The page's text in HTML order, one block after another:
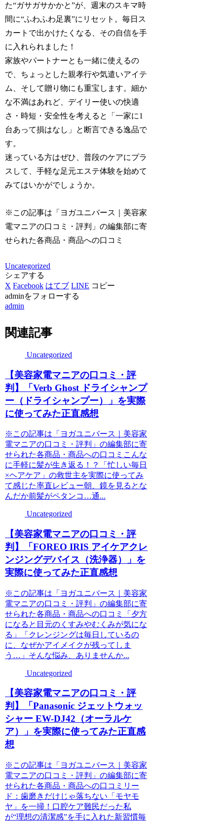
た“ガサガサかかと”が、週末のスキマ時
間に“ふわふわ足裏”にリセット。毎日ス
カートで出かけたくなる、その自信を手
に入れられました！
家族やパートナーとも一緒に使えるの
で、ちょっとした親孝行や気遣いアイテ
ム、そして贈り物にも重宝します。細か
な不満はあれど、デイリー使いの快適
さ・時短・安全性を考えると「一家に1
台あって損はなし」と断言できる逸品で
す。
迷っている方はぜひ、普段のケアにプラ
スして、手軽な足元エステ体験を始めて
みてはいかがでしょうか。
※この記事は「ヨガユニバース｜美容家
電マニアの口コミ・評判」の編集部に寄
せられた各商品・商品への口コミ
Uncategorized
シェアする
X Facebook はてブ LINE コピー
adminをフォローする
admin
関連記事
Uncategorized
【美容家電マニアの口コミ・評
判】「Verb Ghost ドライシャンプ
ー（ドライシャンプー）」を実際
に使ってみた正直感想
※この記事は「ヨガユニバース｜美容家
電マニアの口コミ・評判」の編集部に寄
せられた各商品・商品への口コミこんな
に手軽に髪が生き返る！？「忙しい毎日
×ヘアケア」の救世主を実際に使ってみ
て感じた率直レビュー朝、鏡を見るとな
んだか前髪がペタンコ…通...
Uncategorized
【美容家電マニアの口コミ・評
判】「FOREO IRIS アイケアクレ
ンジングデバイス（洗浄器）」を
実際に使ってみた正直感想
※この記事は「ヨガユニバース｜美容家
電マニアの口コミ・評判」の編集部に寄
せられた各商品・商品への口コミ「夕方
になると目元のくすみやむくみが気にな
る」「クレンジングは毎日しているの
に、なぜかアイメイクが残ってしま
う…」そんな悩み、ありませんか...
Uncategorized
【美容家電マニアの口コミ・評
判】「Panasonic ジェットウォッ
シャー EW-DJ42（オーラルケ
ア）」を実際に使ってみた正直感
想
※この記事は「ヨガユニバース｜美容家
電マニアの口コミ・評判」の編集部に寄
せられた各商品・商品への口コミリー
ド：歯磨きだけじゃ落ちない「モヤモ
ヤ」を一掃！口腔ケア難民だった私
が“理想の清潔感”を手に入れた新習慣毎